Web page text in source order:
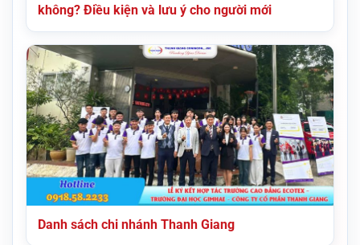
không? Điều kiện và lưu ý cho người mới
Danh sách chi nhánh Thanh Giang